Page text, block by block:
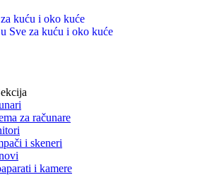
kuću i oko kuće
Sve za kuću i oko kuće
za računare
i skeneri
i kamere